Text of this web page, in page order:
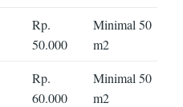
Rp.
50.000
Minimal 50
m2
Rp.
60.000
Minimal 50
m2